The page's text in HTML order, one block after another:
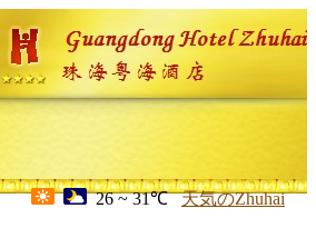
26 ~ 31℃ 天気のZhuhai